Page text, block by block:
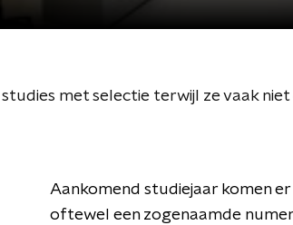
met selectie terwijl ze vaak
Aankomend studiejaar komen
oftewel een zogenaamde